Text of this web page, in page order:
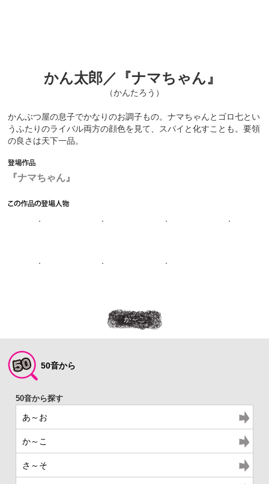
かん太郎／『ナマちゃん』
（かんたろう）
かんぶつ屋の息子でかなりのお調子もの。ナマちゃんとゴロ七とい
うふたりのライバル両方の顔色を見て、スパイと化すことも。要領
の良さは天下一品。
『ナマちゃん』
か～こ
50音から
あ～お
か～こ
さ～そ